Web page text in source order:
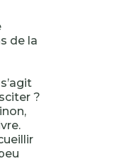
de la
?